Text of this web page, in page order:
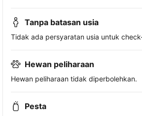
Tanpa batasan usia
Tidak ada persyaratan usia untuk
Hewan peliharaan
Hewan peliharaan tidak diperbolehkan.
Pesta